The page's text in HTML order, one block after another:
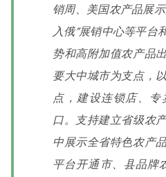
销周、美国农产品展
入俄”展销中心等平台
势和高附加值农产品
要大中城市为支点，
点，建设连锁店、
口。支持建立省级农
中展示全省特色农产
平台开通市、县品牌